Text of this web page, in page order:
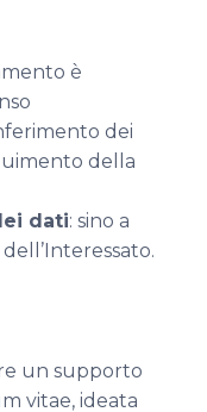
è
dei
della
dati: sino a
un supporto
vitae, ideata